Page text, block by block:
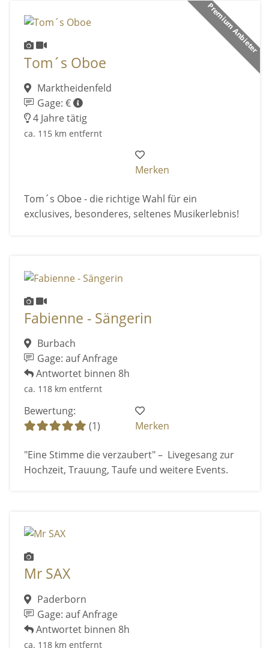
Premium Anbieter
Tom´s Oboe
Marktheidenfeld
Gage: €
4 Jahre tätig
ca. 115 km entfernt
Merken
Tom´s Oboe - die richtige Wahl für ein
exclusives, besonderes, seltenes Musikerlebnis!
Fabienne - Sängerin
Burbach
Gage: auf Anfrage
Antwortet binnen 8h
ca. 118 km entfernt
Bewertung:
(1)
Merken
"Eine Stimme die verzaubert" – Livegesang zur
Hochzeit, Trauung, Taufe und weitere Events.
Mr SAX
Paderborn
Gage: auf Anfrage
Antwortet binnen 8h
ca. 118 km entfernt